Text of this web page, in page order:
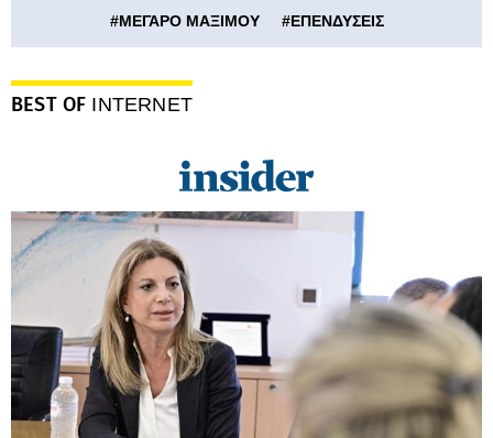
#ΜΕΓΑΡΟ ΜΑΞΙΜΟΥ #ΕΠΕΝΔΥΣΕΙΣ
BEST OF INTERNET